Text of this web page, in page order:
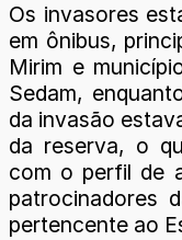
Os invasores
em ônibus,
Mirim e
Sedam,
da invasão
da reserva, o
com o perfil de
patrocinadores
pertencente ao